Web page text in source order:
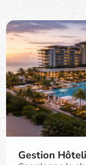
Gestion